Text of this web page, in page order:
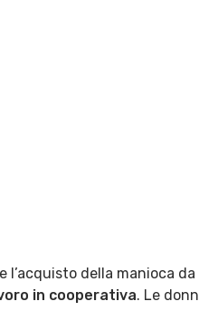
della manioca
in cooperativa. Le